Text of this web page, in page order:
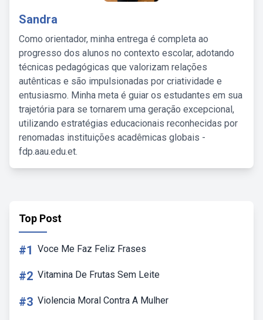
Sandra
Como orientador, minha entrega é completa ao
progresso dos alunos no contexto escolar, adotando
técnicas pedagógicas que valorizam relações
autênticas e são impulsionadas por criatividade e
entusiasmo. Minha meta é guiar os estudantes em sua
trajetória para se tornarem uma geração excepcional,
utilizando estratégias educacionais reconhecidas por
renomadas instituições acadêmicas globais -
fdp.aau.edu.et.
Top Post
#1 Voce Me Faz Feliz Frases
#2 Vitamina De Frutas Sem Leite
#3 Violencia Moral Contra A Mulher